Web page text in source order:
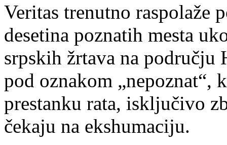
Veritas trenutno raspolaže
desetina poznatih mesta
srpskih žrtava na području
pod oznakom „nepoznat“,
prestanku rata, isključivo
čekaju na ekshumaciju.